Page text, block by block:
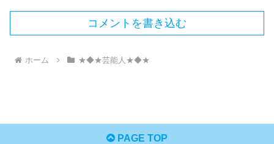
コメントを書き込む
ホーム ★◆★芸能人★◆★
PAGE TOP